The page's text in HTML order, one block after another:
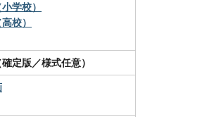
学校）
校）
定版／様式任意）